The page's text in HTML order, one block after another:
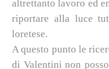
altrettanto lavoro ed
riportare alla luce
loretese.
A questo punto le
di Valentini non